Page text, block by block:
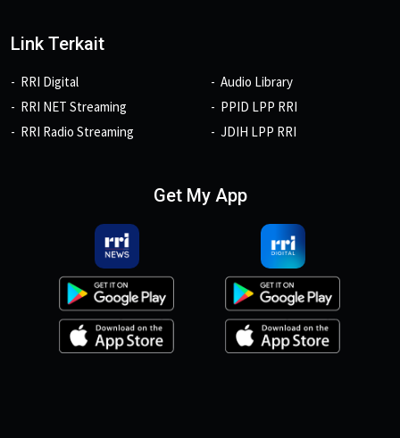
Link Terkait
RRI Digital
RRI NET Streaming
RRI Radio Streaming
Audio Library
PPID LPP RRI
JDIH LPP RRI
Get My App